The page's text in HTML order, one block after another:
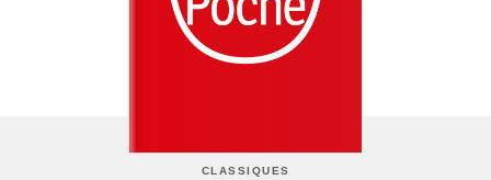
CLASSIQUES